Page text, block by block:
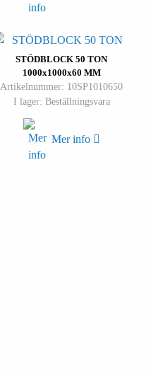
STÖDBLOCK 50 TON
1000x1000x60 MM
Artikelnummer: 10SP1010650
I lager: Beställningsvara
Mer info